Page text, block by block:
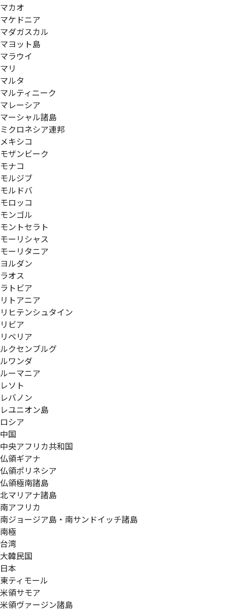
マカオ
マケドニア
マダガスカル
マヨット島
マラウイ
マリ
マルタ
マルティニーク
マレーシア
マーシャル諸島
ミクロネシア連邦
メキシコ
モザンビーク
モナコ
モルジブ
モルドバ
モロッコ
モンゴル
モントセラト
モーリシャス
モーリタニア
ヨルダン
ラオス
ラトビア
リトアニア
リヒテンシュタイン
リビア
リベリア
ルクセンブルグ
ルワンダ
ルーマニア
レソト
レバノン
レユニオン島
ロシア
中国
中央アフリカ共和国
仏領ギアナ
仏領ポリネシア
仏領極南諸島
北マリアナ諸島
南アフリカ
南ジョージア島・南サンドイッチ諸島
南極
台湾
大韓民国
日本
東ティモール
米領サモア
米領ヴァージン諸島